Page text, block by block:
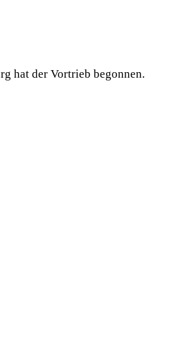
hat der Vortrieb begonnen.